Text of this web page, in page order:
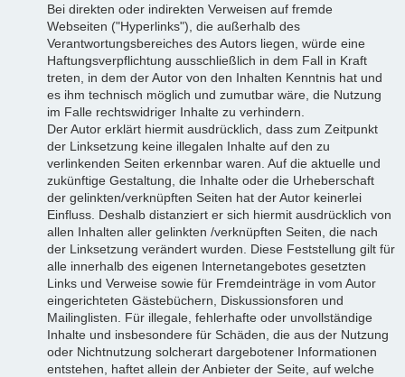
Bei direkten oder indirekten Verweisen auf fremde
Webseiten ("Hyperlinks"), die außerhalb des
Verantwortungsbereiches des Autors liegen, würde eine
Haftungsverpflichtung ausschließlich in dem Fall in Kraft
treten, in dem der Autor von den Inhalten Kenntnis hat und
es ihm technisch möglich und zumutbar wäre, die Nutzung
im Falle rechtswidriger Inhalte zu verhindern.
Der Autor erklärt hiermit ausdrücklich, dass zum Zeitpunkt
der Linksetzung keine illegalen Inhalte auf den zu
verlinkenden Seiten erkennbar waren. Auf die aktuelle und
zukünftige Gestaltung, die Inhalte oder die Urheberschaft
der gelinkten/verknüpften Seiten hat der Autor keinerlei
Einfluss. Deshalb distanziert er sich hiermit ausdrücklich von
allen Inhalten aller gelinkten /verknüpften Seiten, die nach
der Linksetzung verändert wurden. Diese Feststellung gilt für
alle innerhalb des eigenen Internetangebotes gesetzten
Links und Verweise sowie für Fremdeinträge in vom Autor
eingerichteten Gästebüchern, Diskussionsforen und
Mailinglisten. Für illegale, fehlerhafte oder unvollständige
Inhalte und insbesondere für Schäden, die aus der Nutzung
oder Nichtnutzung solcherart dargebotener Informationen
entstehen, haftet allein der Anbieter der Seite, auf welche